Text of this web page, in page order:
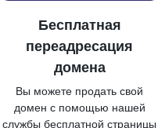
Бесплатная
переадресация
домена
Вы можете продать свой
домен с помощью нашей
службы бесплатной страницы